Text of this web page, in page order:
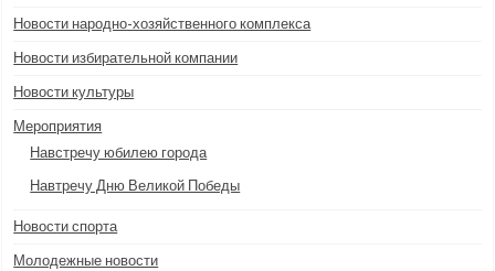
Новости народно-хозяйственного комплекса
Новости избирательной компании
Новости культуры
Мероприятия
Навстречу юбилею города
Навтречу Дню Великой Победы
Новости спорта
Молодежные новости